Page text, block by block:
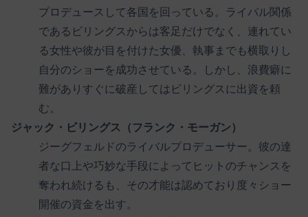
プロデュースして各国を回っている。ライバル関係
であるビリングスからは客足だけでなく、連れてい
る女性や彼が目を付けた女優、執事までも横取りし
自分のショーを成功させている。しかし、浪費癖に
難がありすぐに破産してはビリングスに出資を頼
む。
ジャック・ビリングス（フランク・モーガン）
ジーグフェルドのライバルプロデューサー。彼の達
者な口上や巧妙な手段によってヒットのチャンスを
奪われ続けるも、その才能は認めており度々ショー
開催の資金を出す。